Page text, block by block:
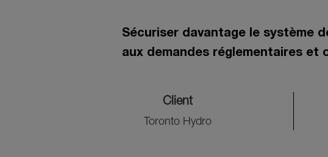
Sécuriser davantage le système
aux demandes réglementaires et
Client
Toronto Hydro